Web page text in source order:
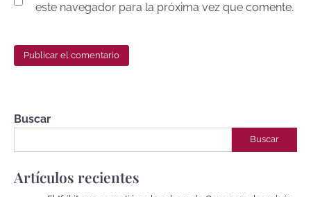
este navegador para la próxima vez que comente.
Buscar
Buscar
Artículos recientes